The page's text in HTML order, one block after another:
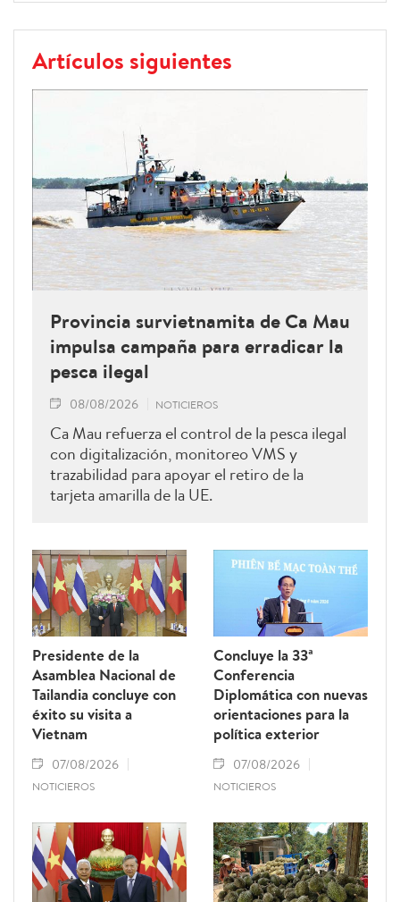
Artículos siguientes
Provincia survietnamita de Ca Mau
impulsa campaña para erradicar la
pesca ilegal
08/08/2026 NOTICIEROS
Ca Mau refuerza el control de la pesca ilegal
con digitalización, monitoreo VMS y
trazabilidad para apoyar el retiro de la
tarjeta amarilla de la UE.
Presidente de la
Asamblea Nacional de
Tailandia concluye con
éxito su visita a
Vietnam
07/08/2026
NOTICIEROS
Concluye la 33ª
Conferencia
Diplomática con nuevas
orientaciones para la
política exterior
07/08/2026
NOTICIEROS